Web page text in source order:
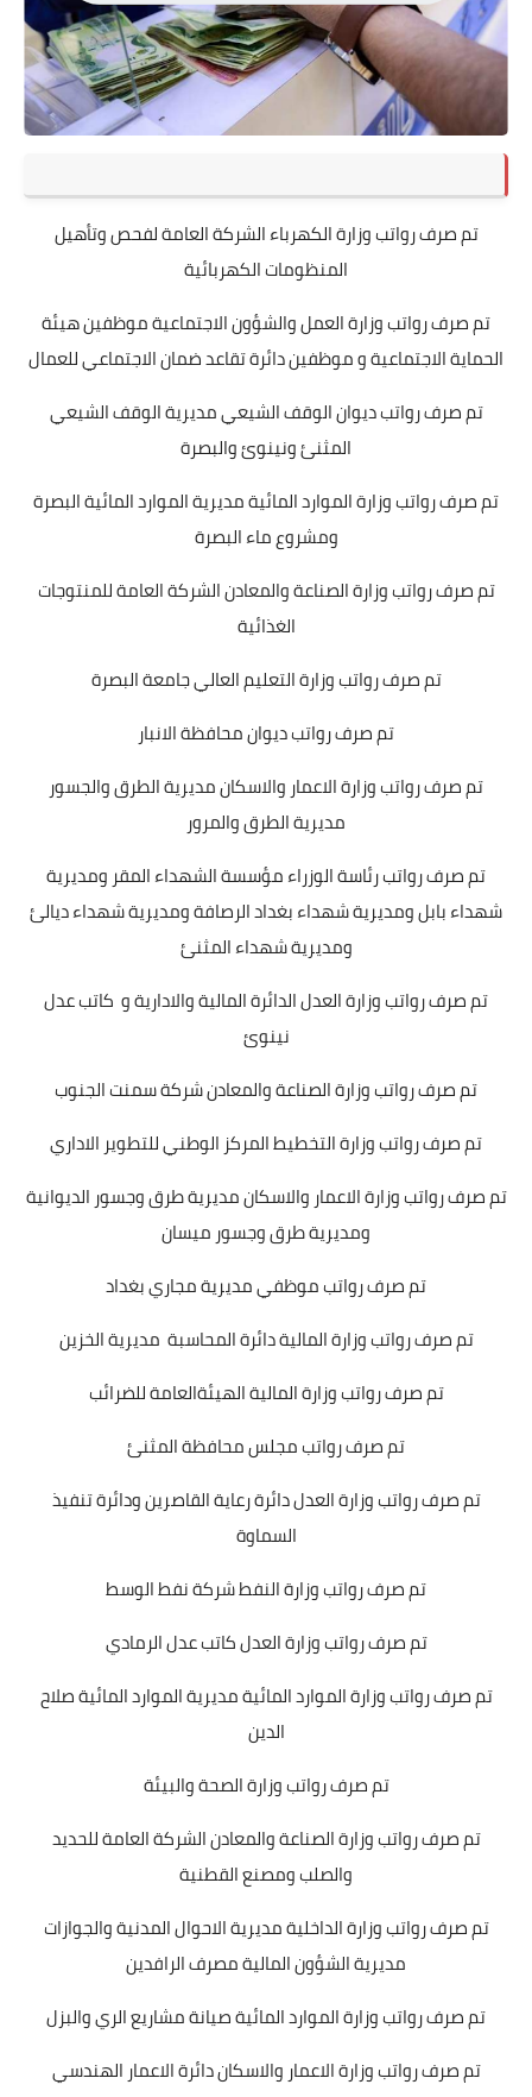
تم صرف رواتب وزارة الكهرباء الشركة العامة لفحص وتأهيل
المنظومات الكهربائية
تم صرف رواتب وزارة العمل والشؤون الاجتماعية موظفين هيئة
الحماية الاجتماعية و موظفين دائرة تقاعد ضمان الاجتماعي للعمال
تم صرف رواتب ديوان الوقف الشيعي مديرية الوقف الشيعي
المثنئ ونينوئ والبصرة
تم صرف رواتب وزارة الموارد المائية مديرية الموارد المائية البصرة
ومشروع ماء البصرة
تم صرف رواتب وزارة الصناعة والمعادن الشركة العامة للمنتوجات
الغذائية
تم صرف رواتب وزارة التعليم العالي جامعة البصرة
تم صرف رواتب ديوان محافظة الانبار
تم صرف رواتب وزارة الاعمار والاسكان مديرية الطرق والجسور
مديرية الطرق والمرور
تم صرف رواتب رئاسة الوزراء مؤسسة الشهداء المقر ومديرية
شهداء بابل ومديرية شهداء بغداد الرصافة ومديرية شهداء ديالئ
ومديرية شهداء المثنئ
تم صرف رواتب وزارة العدل الدائرة المالية والادارية و كاتب عدل
نينوئ
تم صرف رواتب وزارة الصناعة والمعادن شركة سمنت الجنوب
تم صرف رواتب وزارة التخطيط المركز الوطني للتطوير الاداري
تم صرف رواتب وزارة الاعمار والاسكان مديرية طرق وجسور الديوانية
ومديرية طرق وجسور ميسان
تم صرف رواتب موظفي مديرية مجاري بغداد
تم صرف رواتب وزارة المالية دائرة المحاسبة مديرية الخزين
تم صرف رواتب وزارة المالية الهيئةالعامة للضرائب
تم صرف رواتب مجلس محافظة المثنئ
تم صرف رواتب وزارة العدل دائرة رعاية القاصرين ودائرة تنفيذ
السماوة
تم صرف رواتب وزارة النفط شركة نفط الوسط
تم صرف رواتب وزارة العدل كاتب عدل الرمادي
تم صرف رواتب وزارة الموارد المائية مديرية الموارد المائية صلاح
الدين
تم صرف رواتب وزارة الصحة والبيئة
تم صرف رواتب وزارة الصناعة والمعادن الشركة العامة للحديد
والصلب ومصنع القطنية
تم صرف رواتب وزارة الداخلية مديرية الاحوال المدنية والجوازات
مديرية الشؤون المالية مصرف الرافدين
تم صرف رواتب وزارة الموارد المائية صيانة مشاريع الري والبزل
تم صرف رواتب وزارة الاعمار والاسكان دائرة الاعمار الهندسي